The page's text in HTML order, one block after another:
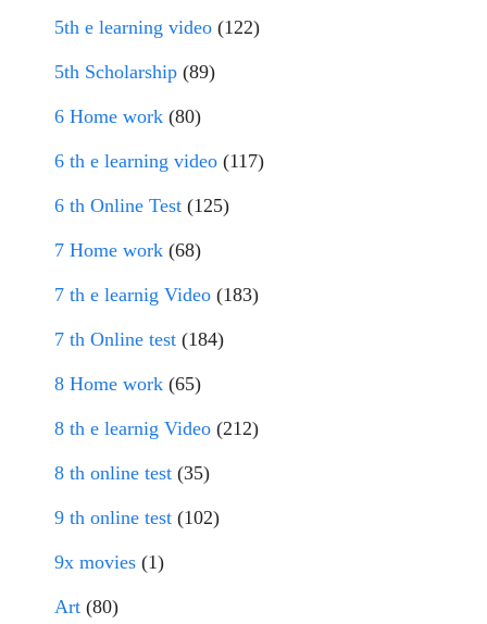
5th e learning video (122)
5th Scholarship (89)
6 Home work (80)
6 th e learning video (117)
6 th Online Test (125)
7 Home work (68)
7 th e learnig Video (183)
7 th Online test (184)
8 Home work (65)
8 th e learnig Video (212)
8 th online test (35)
9 th online test (102)
9x movies (1)
Art (80)